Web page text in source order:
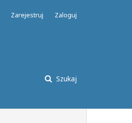
Szukaj
Zarejestruj Zaloguj